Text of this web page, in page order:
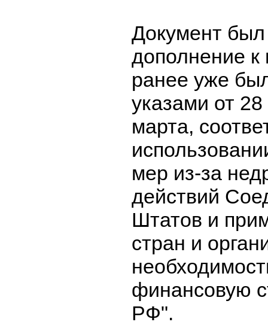
Документ
дополнение
ранее уже
указами от
марта,
мер из-за
действий
Штатов и
стран и
финансовую
РФ".